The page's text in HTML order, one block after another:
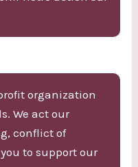
organization
We act our
conflict of
to support our